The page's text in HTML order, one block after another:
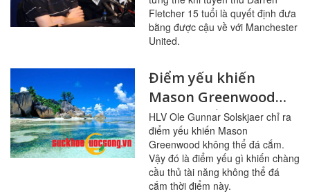
Fletcher khi ấy 15 tuổi
về Manchester United
Fletcher 15 tuổi là quyết định đưa
bằng được cậu về với Manchester
United.
Điểm yếu khiến
Mason Greenwood
không thể đá cắm là
gì?
HLV Ole Gunnar Solskjaer chỉ ra
điểm yếu khiến Mason
Greenwood không thể đá cắm.
Vậy đó là điểm yếu gì khiến chàng
cầu thủ tài năng không thể đá
cắm thời điểm này.